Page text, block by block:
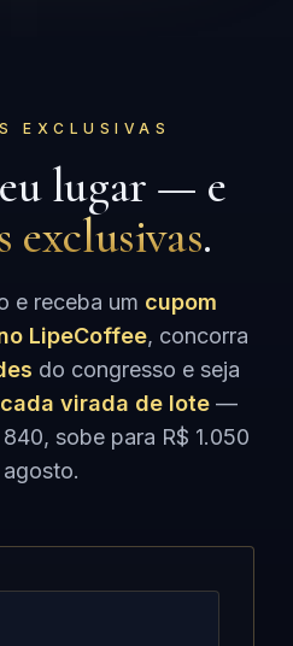
EXCLUSIVAS
lugar — e
exclusivas.
e receba um cupom
LipeCoffee, concorra
do congresso e seja
virada de lote —
sobe para R$ 1.050
agosto.